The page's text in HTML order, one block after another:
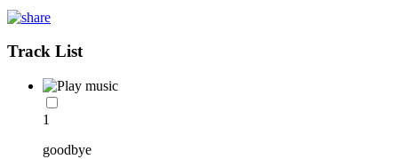
Track List
1
goodbye